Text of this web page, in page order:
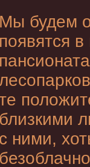
Мы будем
появятся
близкими
с ними,